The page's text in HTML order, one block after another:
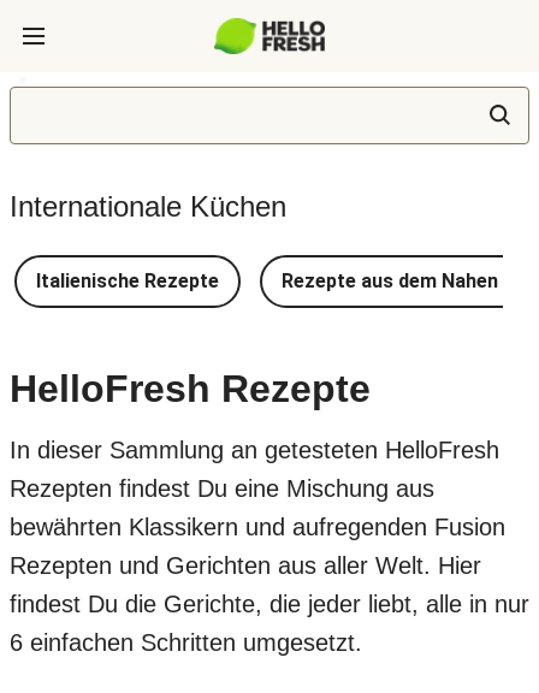
Internationale Küchen
Italienische Rezepte Rezepte aus dem Nahen
HelloFresh Rezepte
In dieser Sammlung an getesteten HelloFresh
Rezepten findest Du eine Mischung aus
bewährten Klassikern und aufregenden Fusion
Rezepten und Gerichten aus aller Welt. Hier
findest Du die Gerichte, die jeder liebt, alle in nur
6 einfachen Schritten umgesetzt.